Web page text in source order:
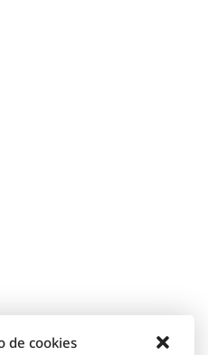
de cookies